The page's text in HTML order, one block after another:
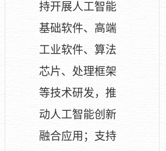
持开展人工智能
基础软件、高端
工业软件、算法
芯片、处理框架
等技术研发，推
动人工智能创新
融合应用；支持